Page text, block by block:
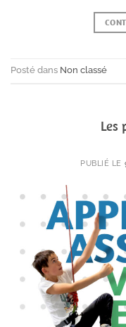
Posté dans Non classé
Les
PUBLIÉ LE